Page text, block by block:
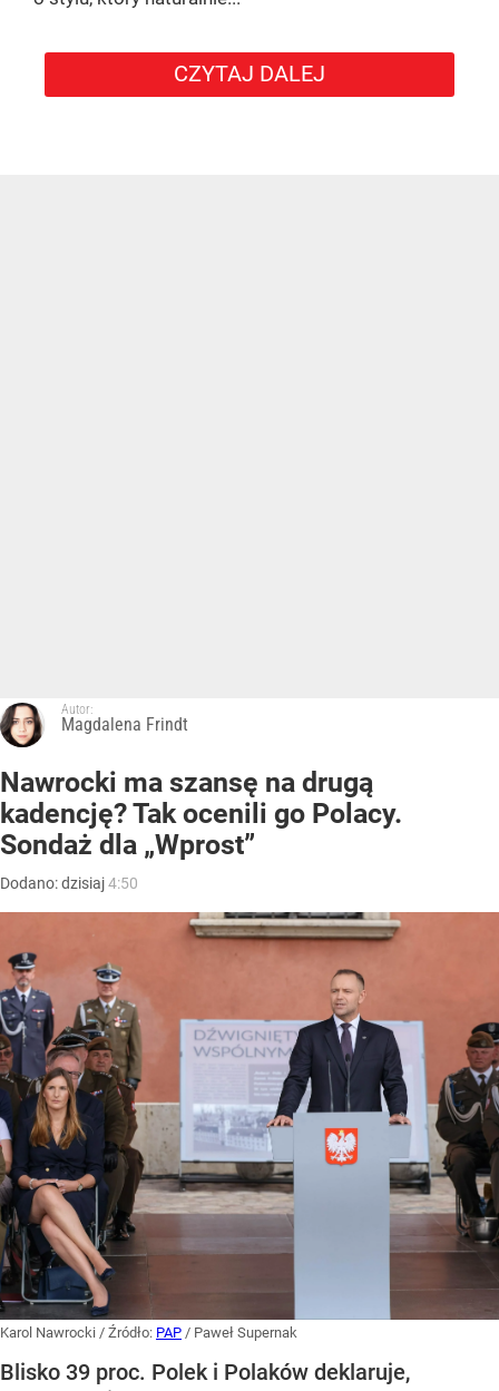
CZYTAJ DALEJ
Autor:
Magdalena Frindt
Nawrocki ma szansę na drugą
kadencję? Tak ocenili go Polacy.
Sondaż dla „Wprost”
Dodano:dzisiaj4:50
Karol Nawrocki / Źródło: PAP / Paweł Supernak
Blisko 39 proc. Polek i Polaków deklaruje,